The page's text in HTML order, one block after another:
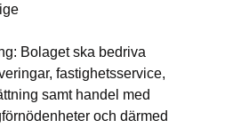
Bolaget ska bedriva
fastighetsservice,
samt handel med
och därmed